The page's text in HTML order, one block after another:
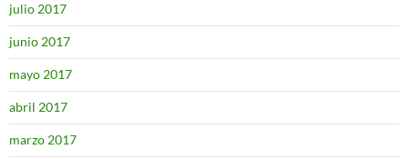
julio 2017
junio 2017
mayo 2017
abril 2017
marzo 2017